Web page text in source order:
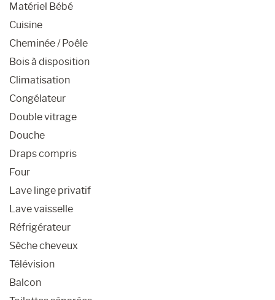
Matériel Bébé
Cuisine
Cheminée / Poêle
Bois à disposition
Climatisation
Congélateur
Double vitrage
Douche
Draps compris
Four
Lave linge privatif
Lave vaisselle
Réfrigérateur
Sèche cheveux
Télévision
Balcon